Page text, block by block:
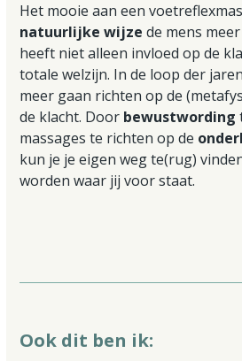
Het mooie aan een
natuurlijke wijze de mens
heeft niet alleen invloed op de
totale welzijn. In de loop der
meer gaan richten op de
de klacht. Door bewustwording
massages te richten op de
kun je je eigen weg te(rug)
worden waar jij voor staat.
Ook dit ben ik: